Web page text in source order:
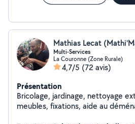
Mathias Lecat
Multi-Services
La Couronne (Zone Rurale)
4,7/5 (72 avis)
Présentation
Bricolage, jardinage, nettoyage
meubles, fixations, aide au